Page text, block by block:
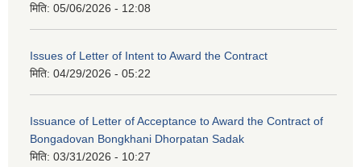
मिति: 05/06/2026 - 12:08
Issues of Letter of Intent to Award the Contract
मिति: 04/29/2026 - 05:22
Issuance of Letter of Acceptance to Award the Contract of
Bongadovan Bongkhani Dhorpatan Sadak
मिति: 03/31/2026 - 10:27